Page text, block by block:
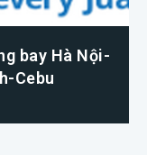
bay Hà Nội-
Cebu